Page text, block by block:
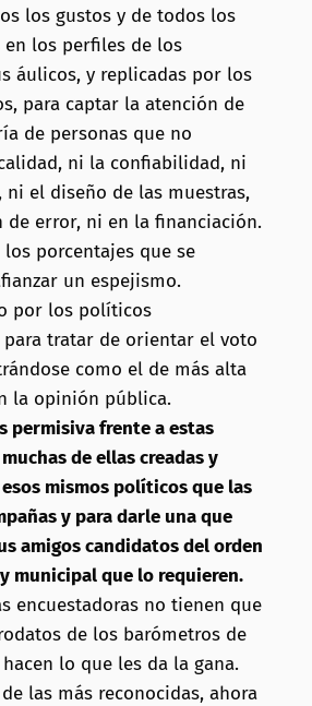
los gustos y de todos los
en los perfiles de los
áulicos, y replicadas por los
para captar la atención de
de personas que no
ni la confiabilidad, ni
el diseño de las muestras,
de error, ni en la financiación.
porcentajes que se
un espejismo.
por los políticos
tratar de orientar el voto
como el de más alta
la opinión pública.
permisiva frente a estas
de ellas creadas y
mismos políticos que las
y para darle una que
amigos candidatos del orden
municipal que lo requieren.
encuestadoras no tienen que
de los barómetros de
lo que les da la gana.
las más reconocidas, ahora